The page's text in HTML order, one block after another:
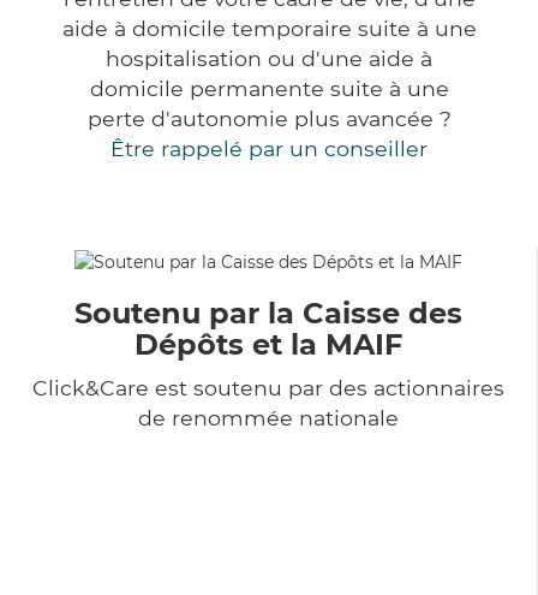
aide à domicile temporaire suite à une
hospitalisation ou d'une aide à
domicile permanente suite à une
perte d'autonomie plus avancée ?
Être rappelé par un conseiller
Soutenu par la Caisse des
Dépôts et la MAIF
Click&Care est soutenu par des actionnaires
de renommée nationale